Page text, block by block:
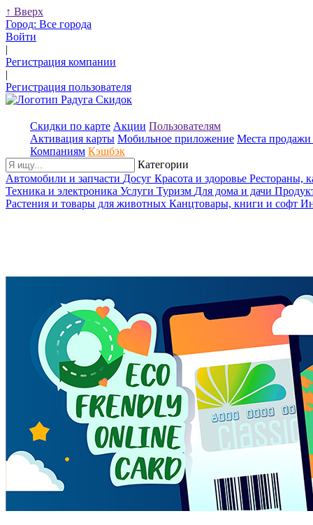
↑ Вверх
Город: Все города
Войти
|
Регистрация компании
|
Регистрация пользователя
Скидки по карте Акции Пользователям
Активация карты Мобильное приложение Места продажи
Компаниям Кэшбэк
Категории
Автомобили и запчасти Досуг Красота и здоровье Рестораны,
Техника и электроника Услуги Туризм Для дома и дачи
Растения и товары для животных Канцтовары, книги и софт